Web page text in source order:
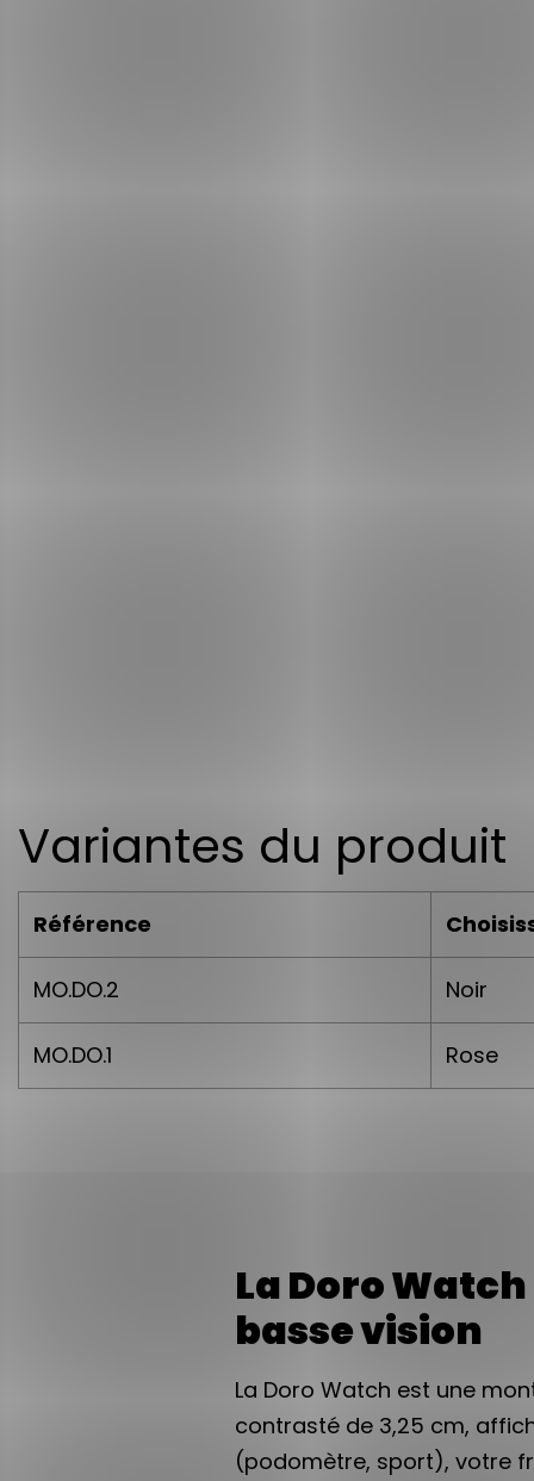
Variantes du produit
Référence
MO.DO.2 Noir
MO.DO.1 Rose
La Doro
basse vision
La Doro Watch est une
contrasté de 3,25 cm,
(podomètre, sport), votre